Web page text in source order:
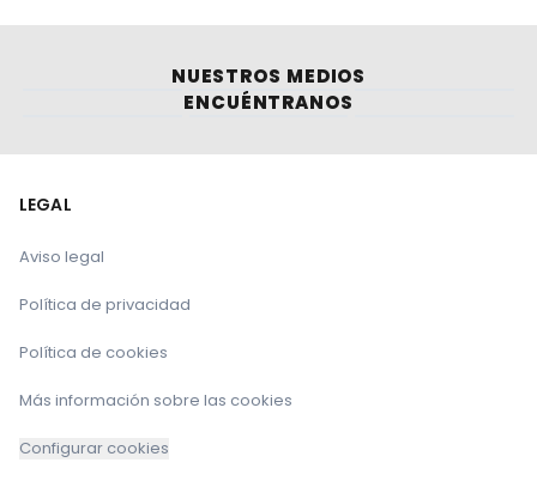
NUESTROS MEDIOS
ENCUÉNTRANOS
LEGAL
Aviso legal
Política de privacidad
Política de cookies
Más información sobre las cookies
Configurar cookies